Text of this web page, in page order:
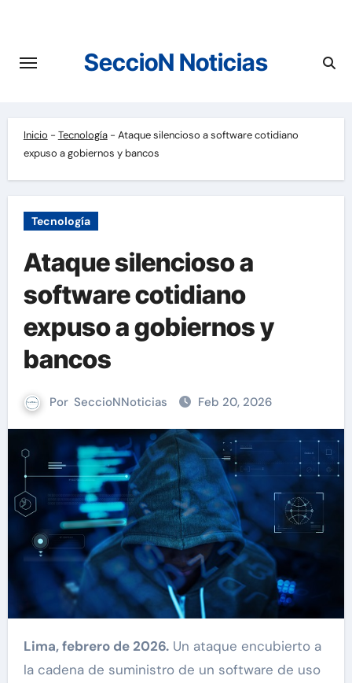
contenido
SeccioN Noticias
Inicio - Tecnología- Ataque silencioso a software cotidiano
expuso a gobiernos y bancos
Tecnología
Ataque silencioso a
software cotidiano
expuso a gobiernos y
bancos
Por SeccioNNoticias Feb 20, 2026
Lima, febrero de 2026.Un ataque encubierto a
la cadena de suministro de un software de uso